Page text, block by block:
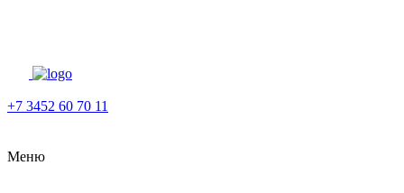
+7 3452 60 70 11
Меню